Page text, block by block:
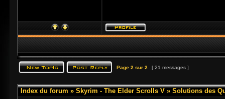
Page 2 sur 2 [ 21 messages ]
Index du forum » Skyrim - The Elder Scrolls V » Solutions des